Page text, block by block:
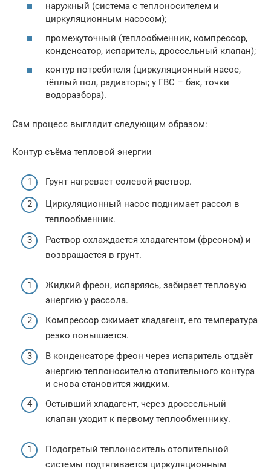
наружный (система с теплоносителем и
циркуляционным насосом);
промежуточный (теплообменник, компрессор,
конденсатор, испаритель, дроссельный клапан);
контур потребителя (циркуляционный насос,
тёплый пол, радиаторы; у ГВС – бак, точки
водоразбора).
Сам процесс выглядит следующим образом:
Контур съёма тепловой энергии
Грунт нагревает солевой раствор.
Циркуляционный насос поднимает рассол в
теплообменник.
Раствор охлаждается хладагентом (фреоном) и
возвращается в грунт.
Жидкий фреон, испаряясь, забирает тепловую
энергию у рассола.
Компрессор сжимает хладагент, его температура
резко повышается.
В конденсаторе фреон через испаритель отдаёт
энергию теплоносителю отопительного контура
и снова становится жидким.
Остывший хладагент, через дроссельный
клапан уходит к первому теплообменнику.
Подогретый теплоноситель отопительной
системы подтягивается циркуляционным